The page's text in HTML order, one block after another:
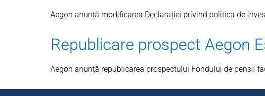
Aegon anunță modificarea Declarației privind politica de
Republicare prospect Aegon
Aegon anunță republicarea prospectului Fondului de pensii